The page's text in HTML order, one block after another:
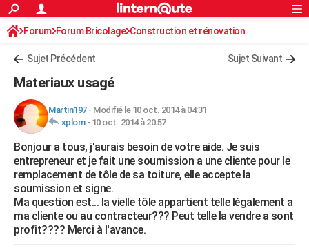
ACTUALITÉS
Politique
Société
Faits Divers
Education
Monde
Villes
+
FINANCE
Retraite
Impôts
Epargne
Immobilier
Risques naturels par ville
Banque
Assurance
Crédit
AUTO
Essais
Réserver un essai
Citadines
Berlines
SUV
Forum auto
+HIGH-TECH
Mobiles
Meilleur smartphone
Internet
Ordinateurs
Jeux vidéo
Guide high-tech
+BRICOLAGE
Forum
Aménagement intérieur
Extérieur
Cuisine
Salle de bains
Jardinage
Rangement
WEEK-END
Guides de France
Escapades
Patrimoine
Expositions
Musées
Week-end nature
+
Rechercher
S'inscrire
Connexion
Forum Forum Bricolage Construction et rénovation
Sujet Précédent Sujet Suivant
Materiaux usagé
Martin197- Modifié le 10 oct. 2014 à 04:31
xplom- 10 oct. 2014 à 20:57
Bonjour a tous, j'aurais besoin de votre aide. Je suis
entrepreneur et je fait une soumission a une cliente pour le
remplacement de tôle de sa toiture, elle accepte la
soumission et signe.
Ma question est... la vielle tôle appartient telle légalement a
ma cliente ou au contracteur??? Peut telle la vendre a sont
profit???? Merci à l'avance.